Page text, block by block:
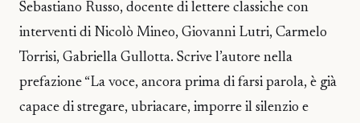
Sebastiano Russo, docente di lettere classiche con
interventi di Nicolò Mineo, Giovanni Lutri, Carmelo
Torrisi, Gabriella Gullotta. Scrive l’autore nella
prefazione “La voce, ancora prima di farsi parola, è già
capace di stregare, ubriacare, imporre il silenzio e